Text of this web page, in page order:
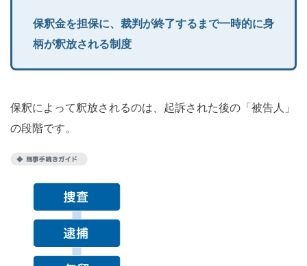
保釈金を担保に、裁判が終了するまで一時的に身
柄が釈放される制度
保釈によって釈放されるのは、起訴された後の「被告人」
の段階です。